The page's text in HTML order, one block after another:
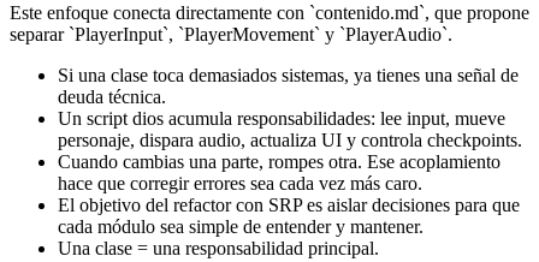
Este enfoque conecta directamente con `contenido.md`, que propone
separar `PlayerInput`, `PlayerMovement` y `PlayerAudio`.
Si una clase toca demasiados sistemas, ya tienes una señal de
deuda técnica.
Un script dios acumula responsabilidades: lee input, mueve
personaje, dispara audio, actualiza UI y controla checkpoints.
Cuando cambias una parte, rompes otra. Ese acoplamiento
hace que corregir errores sea cada vez más caro.
El objetivo del refactor con SRP es aislar decisiones para que
cada módulo sea simple de entender y mantener.
Una clase = una responsabilidad principal.